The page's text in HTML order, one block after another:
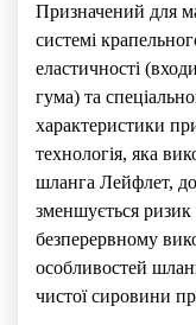
Призначений для
системі
еластичності
гума) та
характеристики
технологія, яка
шланга Лейфлет,
зменшується
безперервному
особливостей
чистої сировини